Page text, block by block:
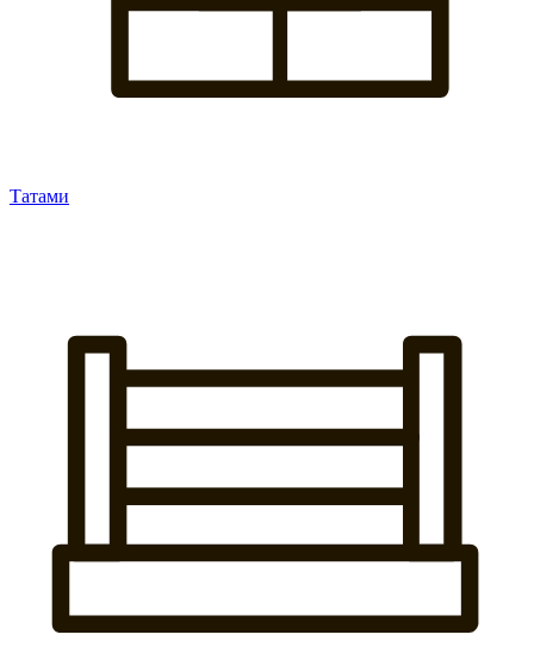
Татами